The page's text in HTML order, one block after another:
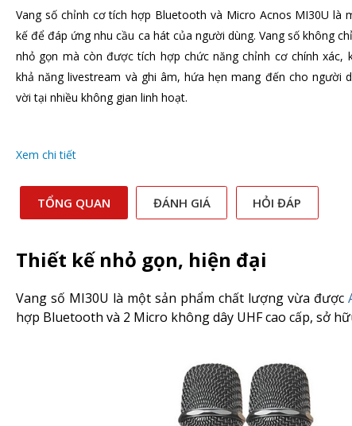
Vang số chỉnh cơ tích hợp Bluetooth và Micro Acnos MI30U là
kế để đáp ứng nhu cầu ca hát của người dùng. Vang số không
nhỏ gọn mà còn được tích hợp chức năng chỉnh cơ chính xác,
khả năng livestream và ghi âm, hứa hẹn mang đến cho người
vời tại nhiều không gian linh hoạt.
Xem chi tiết
TỔNG QUAN ĐÁNH GIÁ HỎI ĐÁP
Thiết kế nhỏ gọn, hiện đại
Vang số MI30U là một sản phẩm chất lượng vừa được
hợp Bluetooth và 2 Micro không dây UHF cao cấp, sở